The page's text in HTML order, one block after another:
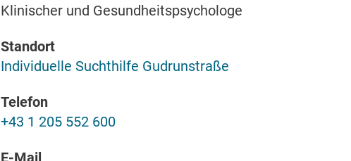
Klinischer und Gesundheitspsychologe
Standort
Individuelle Suchthilfe Gudrunstraße
Telefon
+43 1 205 552 600
E-Mail